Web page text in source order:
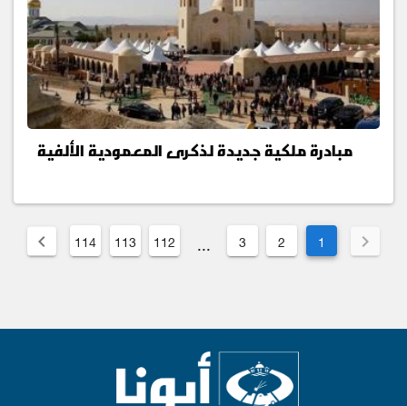
مبادرة ملكية جديدة لذكرى المعمودية الألفية
1
2
3
...
112
113
114